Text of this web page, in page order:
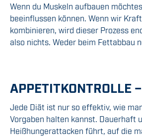
Wenn du Muskeln aufbauen
beeinflussen können. Wenn wir
kombinieren, wird dieser Prozess
also nichts. Weder beim Fettabbau
APPETITKONTROLLE
Jede Diät ist nur so effektiv, wie
Vorgaben halten kannst. Dauerhaft
Heißhungerattacken führt, auf die